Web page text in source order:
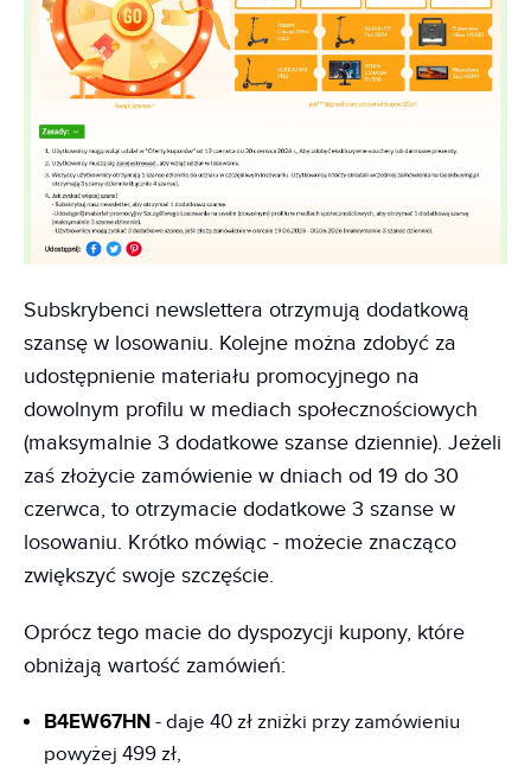
Subskrybenci newslettera otrzymują dodatkową
szansę w losowaniu. Kolejne można zdobyć za
udostępnienie materiału promocyjnego na
dowolnym profilu w mediach społecznościowych
(maksymalnie 3 dodatkowe szanse dziennie). Jeżeli
zaś złożycie zamówienie w dniach od 19 do 30
czerwca, to otrzymacie dodatkowe 3 szanse w
losowaniu. Krótko mówiąc - możecie znacząco
zwiększyć swoje szczęście.
Oprócz tego macie do dyspozycji kupony, które
obniżają wartość zamówień:
B4EW67HN - daje 40 zł zniżki przy zamówieniu
powyżej 499 zł,